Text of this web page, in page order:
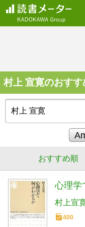
村上 宣寛のおす
おすすめ順
心理学
村上宣
400